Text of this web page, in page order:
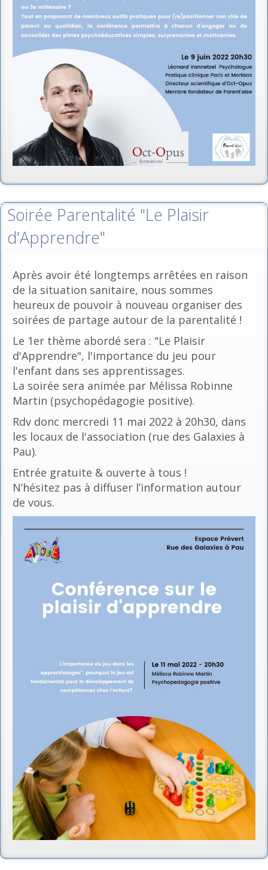
Soirée Parentalité "Le Plaisir
d'Apprendre"
Après avoir été longtemps arrêtées en raison
de la situation sanitaire, nous sommes
heureux de pouvoir à nouveau organiser des
soirées de partage autour de la parentalité !
Le 1er thème abordé sera : "Le Plaisir
d'Apprendre", l'importance du jeu pour
l'enfant dans ses apprentissages.
La soirée sera animée par Mélissa Robinne
Martin (psychopédagogie positive).
Rdv donc mercredi 11 mai 2022 à 20h30, dans
les locaux de l'association (rue des Galaxies à
Pau).
Entrée gratuite & ouverte à tous !
N’hésitez pas à diffuser l’information autour
de vous.